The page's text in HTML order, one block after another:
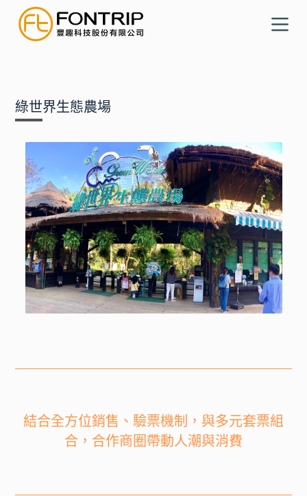
跳
至
容
綠世界生態農場
結合全方位銷售、驗票機制，與多元套票組
合，合作商圈帶動人潮與消費